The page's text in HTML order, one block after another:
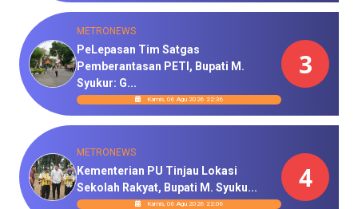
METRONEWS
PeLepasan Tim Satgas
Pemberantasan PETI, Bupati M.
Syukur: G...
Kamis, 06 Agu 2026 22:36
3
METRONEWS
Kementerian PU Tinjau Lokasi
Sekolah Rakyat, Bupati M. Syuku...
Kamis, 06 Agu 2026 22:06
4